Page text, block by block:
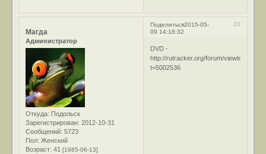
Поделиться 20
2015-05-
09 14:18:32
Магда
Администратор
Откуда: Подольск
Зарегистрирован: 2012-10-31
Сообщений: 5723
Пол: Женский
Возраст: 41[1985-06-13]
DVD -
http://rutracker.org/forum/
t=5002536